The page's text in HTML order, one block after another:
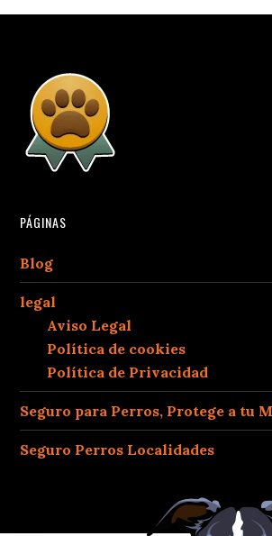
PÁGINAS
Blog
legal
Aviso Legal
Política de cookies
Política de Privacidad
Seguro para Perros, Protege a tu
Seguro Perros Localidades